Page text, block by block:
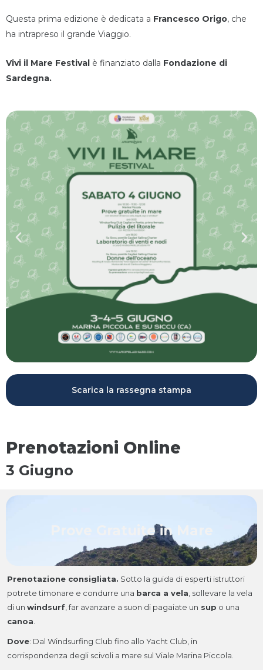
Questa prima edizione è dedicata a Francesco Origo, che
ha intrapreso il grande Viaggio.
Vivi il Mare Festival è finanziato dalla Fondazione di
Sardegna.
Scarica la rassegna stampa
Prenotazioni Online
3 Giugno
Prove Gratuite in Mare
Prenotazione consigliata. Sotto la guida di esperti istruttori
potrete timonare e condurre una barca a vela, sollevare la vela
di un windsurf, far avanzare a suon di pagaiate un sup o una
canoa.
Dove: Dal Windsurfing Club fino allo Yacht Club, in
corrispondenza degli scivoli a mare sul Viale Marina Piccola.